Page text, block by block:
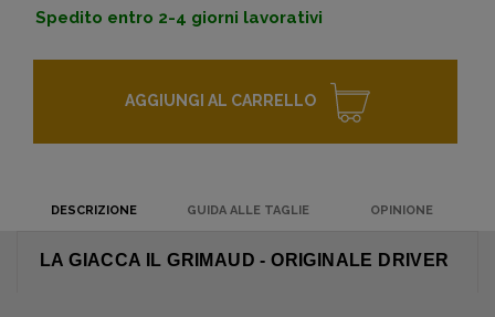
Spedito entro 2-4 giorni lavorativi
AGGIUNGI AL CARRELLO
DESCRIZIONE GUIDA ALLE TAGLIE OPINIONE
LA GIACCA IL GRIMAUD - ORIGINALE DRIVER